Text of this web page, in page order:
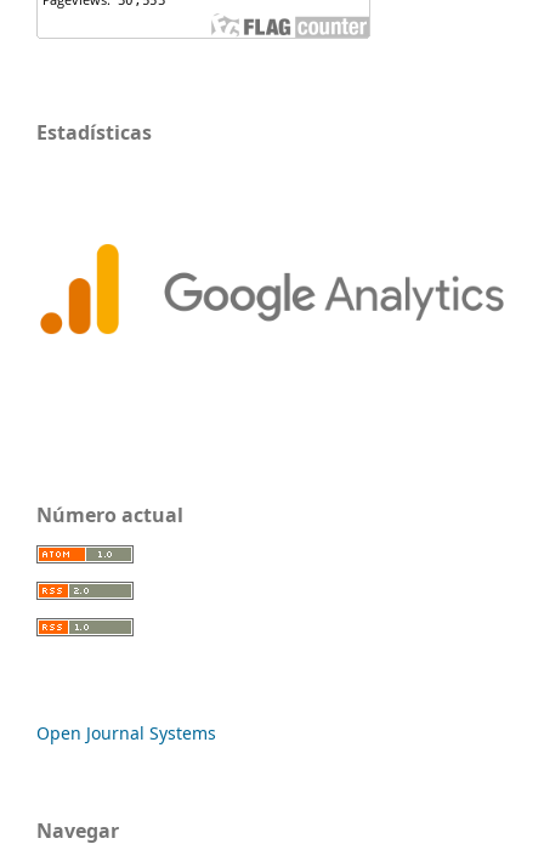
Estadísticas
Número actual
Open Journal Systems
Navegar